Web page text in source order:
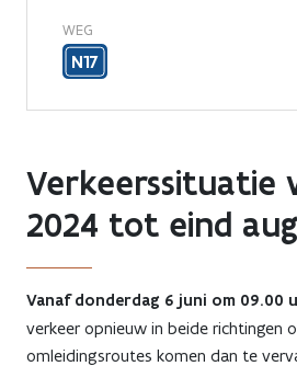
WEG
N17
Verkeerssituatie
2024 tot eind
Vanaf donderdag 6 juni om 09.00
verkeer opnieuw in beide richtingen
omleidingsroutes komen dan te